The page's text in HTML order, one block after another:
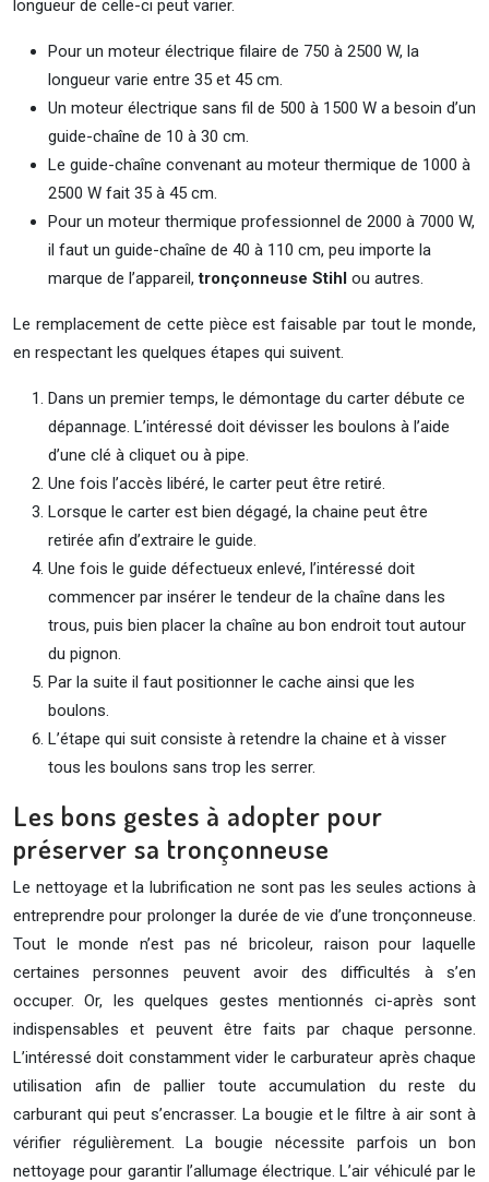
longueur de celle-ci peut varier.
Pour un moteur électrique filaire de 750 à 2500 W, la
longueur varie entre 35 et 45 cm.
Un moteur électrique sans fil de 500 à 1500 W a besoin d’un
guide-chaîne de 10 à 30 cm.
Le guide-chaîne convenant au moteur thermique de 1000 à
2500 W fait 35 à 45 cm.
Pour un moteur thermique professionnel de 2000 à 7000 W,
il faut un guide-chaîne de 40 à 110 cm, peu importe la
marque de l’appareil,tronçonneuse Stihl ou autres.
Le remplacement de cette pièce est faisable par tout le monde,
en respectant les quelques étapes qui suivent.
Dans un premier temps, le démontage du carter débute ce
dépannage. L’intéressé doit dévisser les boulons à l’aide
d’une clé à cliquet ou à pipe.
Une fois l’accès libéré, le carter peut être retiré.
Lorsque le carter est bien dégagé, la chaine peut être
retirée afin d’extraire le guide.
Une fois le guide défectueux enlevé, l’intéressé doit
commencer par insérer le tendeur de la chaîne dans les
trous, puis bien placer la chaîne au bon endroit tout autour
du pignon.
Par la suite il faut positionner le cache ainsi que les
boulons.
L’étape qui suit consiste à retendre la chaine et à visser
tous les boulons sans trop les serrer.
Les bons gestes à adopter pour
préserver sa tronçonneuse
Le nettoyage et la lubrification ne sont pas les seules actions à
entreprendre pour prolonger la durée de vie d’une tronçonneuse.
Tout le monde n’est pas né bricoleur, raison pour laquelle
certaines personnes peuvent avoir des difficultés à s’en
occuper. Or, les quelques gestes mentionnés ci-après sont
indispensables et peuvent être faits par chaque personne.
L’intéressé doit constamment vider le carburateur après chaque
utilisation afin de pallier toute accumulation du reste du
carburant qui peut s’encrasser. La bougie et le filtre à air sont à
vérifier régulièrement. La bougie nécessite parfois un bon
nettoyage pour garantir l’allumage électrique. L’air véhiculé par le